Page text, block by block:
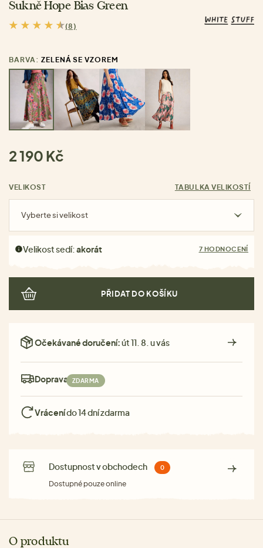
Sukně Hope Bias Green
(8)
BARVA: ZELENÁ SE VZOREM
2 190 Kč
VELIKOST TABULKA VELIKOSTÍ
Vyberte si velikost
Velikost sedí:akorát 7 HODNOCENÍ
PŘIDAT DO KOŠÍKU
Očekávané doručení:út 11. 8. u vás
Doprava: ZDARMA
Vrácenído 14 dní zdarma
Dostupnost v obchodech 0
Dostupné pouze online
O produktu